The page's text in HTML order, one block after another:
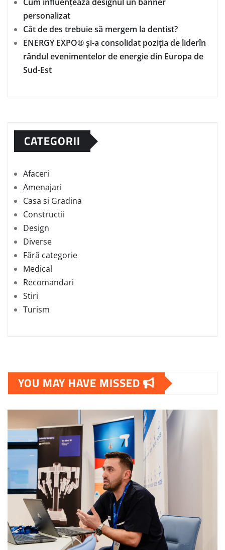
personalizat
Cât de des trebuie să mergem la dentist?
ENERGY EXPO® și-a consolidat poziția de liderîn
rândul evenimentelor de energie din Europa de
Sud-Est
CATEGORII
Afaceri
Amenajari
Casa si Gradina
Constructii
Design
Diverse
Fără categorie
Medical
Recomandari
Stiri
Turism
YOU MAY HAVE MISSED